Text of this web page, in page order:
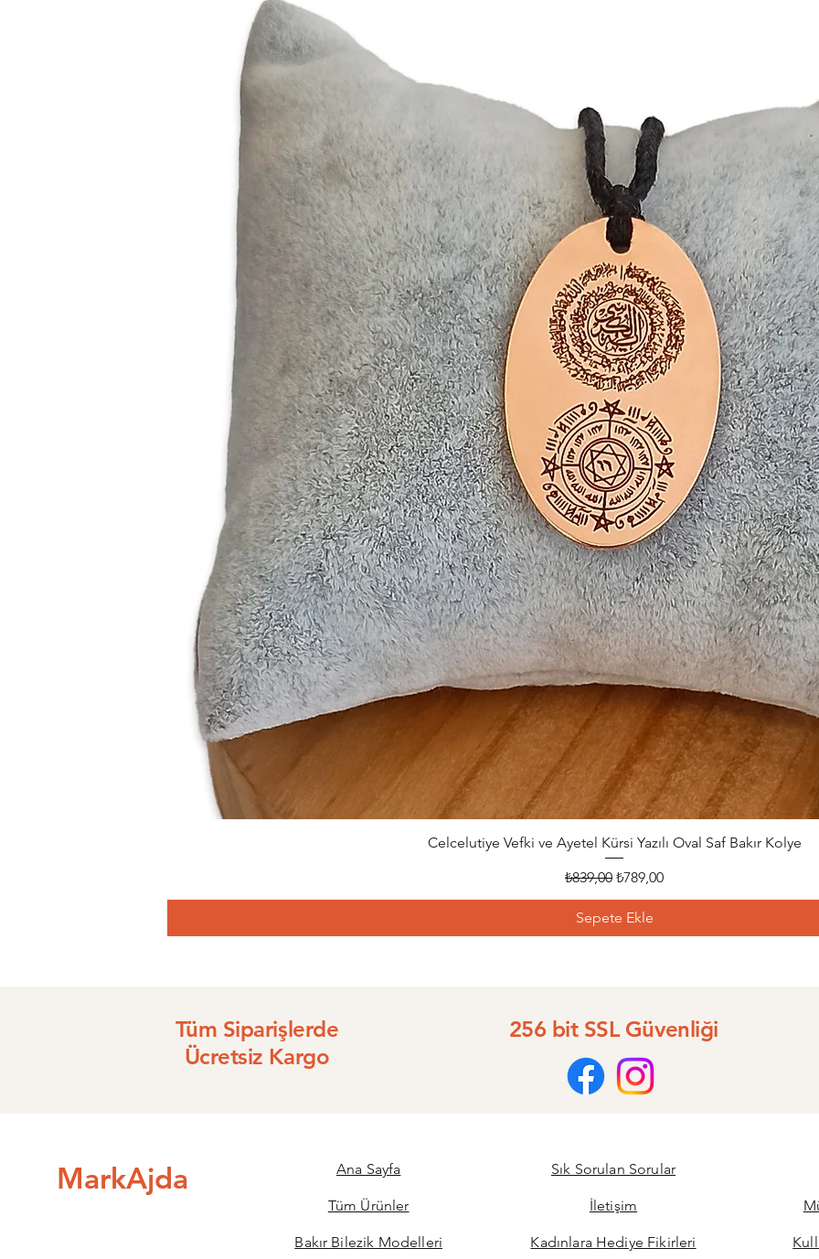
Hızlı Bakış
Celcelutiye Vefki ve Ayetel Kürsi Yazılı Oval Saf Bakır Kolye
Normal Fiyat
₺839,00 İndirimli Fiyat
₺789,00
Sepete Ekle
Tüm Siparişlerde
Ücretsiz Kargo
256 bit SSL Güvenliği
MarkAjda Ana Sayfa
Tüm Ürünler
Bakır Bilezik Modelleri
Sık Sorulan Sorular
İletişim
Kadınlara Hediye Fikirleri